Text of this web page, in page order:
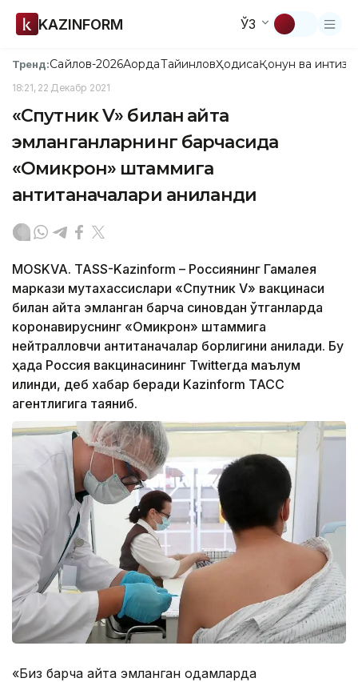
KAZINFORM ЎЗ
Тренд:Сайлов-2026АқордаТайинловҲодисаҚонун ва
18:21, 22 Декабр 2021
«Спутник V» билан қайта
эмланганларнинг барчасида
«Омикрон» штаммига
антитаначалари аниқланди
MOSKVA. TASS-Kazinform – Россиянинг Гамалея
маркази мутахассислари «Спутник V» вакцинаси
билан қайта эмланган барча синовдан ўтганларда
коронавируснинг «Омикрон» штаммига
нейтралловчи антитаначалар борлигини аниқлади. Бу
ҳақда Россия вакцинасининг Twitterда маълум
қилинди, деб хабар беради Kazinform ТАСС
агентлигига таяниб.
«Биз барча қайта эмланган одамларда